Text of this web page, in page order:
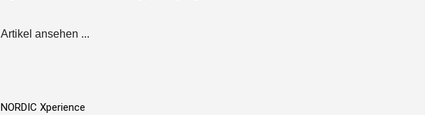
Artikel ansehen ...
NORDIC Xperience